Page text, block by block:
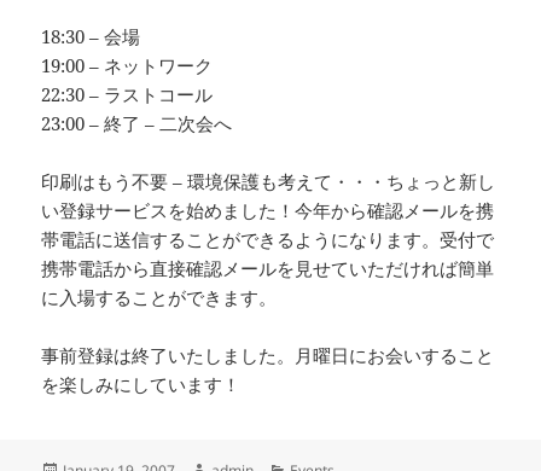
18:30 – 会場
19:00 – ネットワーク
22:30 – ラストコール
23:00 – 終了 – 二次会へ
印刷はもう不要 – 環境保護も考えて・・・ちょっと新し
い登録サービスを始めました！今年から確認メールを携
帯電話に送信することができるようになります。受付で
携帯電話から直接確認メールを見せていただければ簡単
に入場することができます。
事前登録は終了いたしました。月曜日にお会いすること
を楽しみにしています！